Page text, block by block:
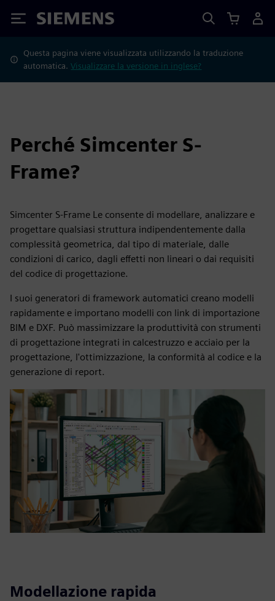
Siemens
Questa pagina viene visualizzata utilizzando la traduzione
automatica.Visualizzare la versione in inglese?
Perché Simcenter S-
Frame?
Simcenter S-Frame Le consente di modellare, analizzare e
progettare qualsiasi struttura indipendentemente dalla
complessità geometrica, dal tipo di materiale, dalle
condizioni di carico, dagli effetti non lineari o dai requisiti
del codice di progettazione.
I suoi generatori di framework automatici creano modelli
rapidamente e importano modelli con link di importazione
BIM e DXF. Può massimizzare la produttività con strumenti
di progettazione integrati in calcestruzzo e acciaio per la
progettazione, l'ottimizzazione, la conformità al codice e la
generazione di report.
Modellazione rapida